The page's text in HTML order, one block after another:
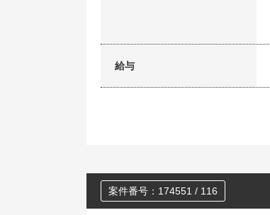
給与
案件番号：174551 / 116